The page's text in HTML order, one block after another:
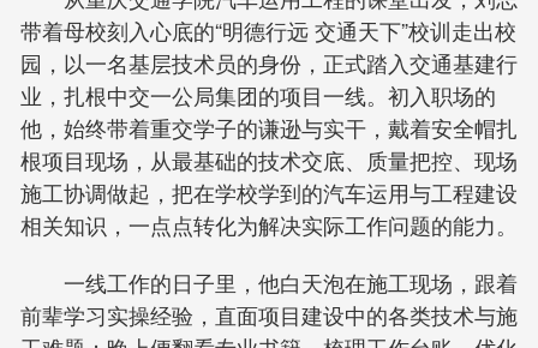
带着母校刻入心底的“明德行远 交通天下”校训走出校
园，以一名基层技术员的身份，正式踏入交通基建行
业，扎根中交一公局集团的项目一线。初入职场的
他，始终带着重交学子的谦逊与实干，戴着安全帽扎
根项目现场，从最基础的技术交底、质量把控、现场
施工协调做起，把在学校学到的汽车运用与工程建设
相关知识，一点点转化为解决实际工作问题的能力。
一线工作的日子里，他白天泡在施工现场，跟着
前辈学习实操经验，直面项目建设中的各类技术与施